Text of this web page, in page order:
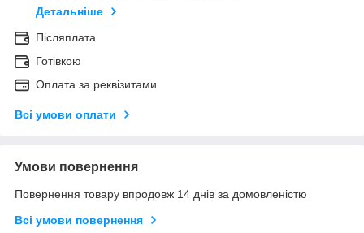
Детальніше
Післяплата
Готівкою
Оплата за реквізитами
Всі умови оплати
Умови повернення
Повернення товару впродовж 14 днів за домовленістю
Всі умови повернення